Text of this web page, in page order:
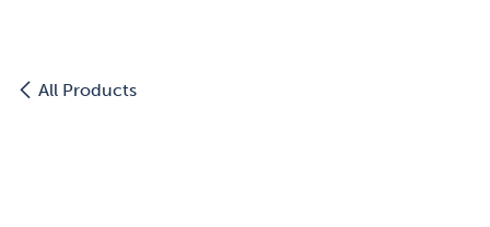
All Products